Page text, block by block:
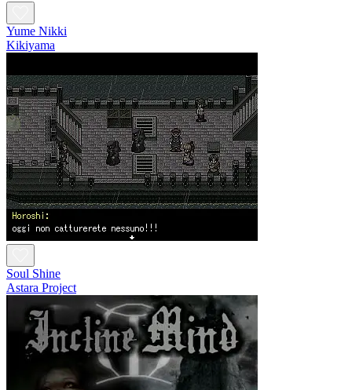
Yume Nikki
Kikiyama
Soul Shine
Astara Project